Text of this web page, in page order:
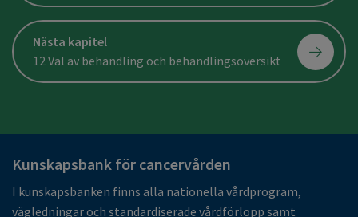
Nästa kapitel
12 Val av behandling och behandlingsöversikt
Kunskapsbank för cancervården
I kunskapsbanken finns alla nationella vårdprogram,
vägledningar och standardiserade vårdförlopp samt